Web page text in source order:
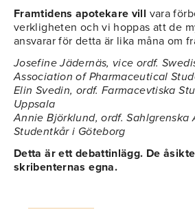
Framtidens apotekare vill vara
verkligheten och vi hoppas att de
ansvarar för detta är lika måna om
Josefine Jädernäs, vice ordf.
Association of Pharmaceutical
Elin Svedin, ordf. Farmacevtiska
Uppsala
Annie Björklund, ordf. Sahlgrenska
Studentkår i Göteborg
Detta är ett debattinlägg. De
skribenternas egna.